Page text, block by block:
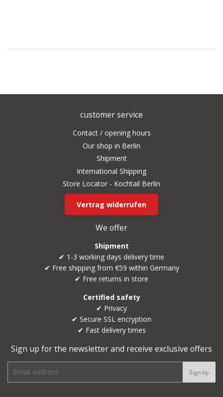
customer service
Contact / opening hours
Our shop in Berlin
Shipment
International Shipping
Store Locator - Kochtail Berlin
Vertrag widerrufen
We offer
Shipment
✔ 1-3 working days delivery time
✔ Free shipping from €59 within Germany
✔ Free returns in store
Certified safety
✔ Privacy
✔ Secure SSL encryption
✔ Fast delivery times
Sign up for the newsletter and receive exclusive offers
mail
Sign Up